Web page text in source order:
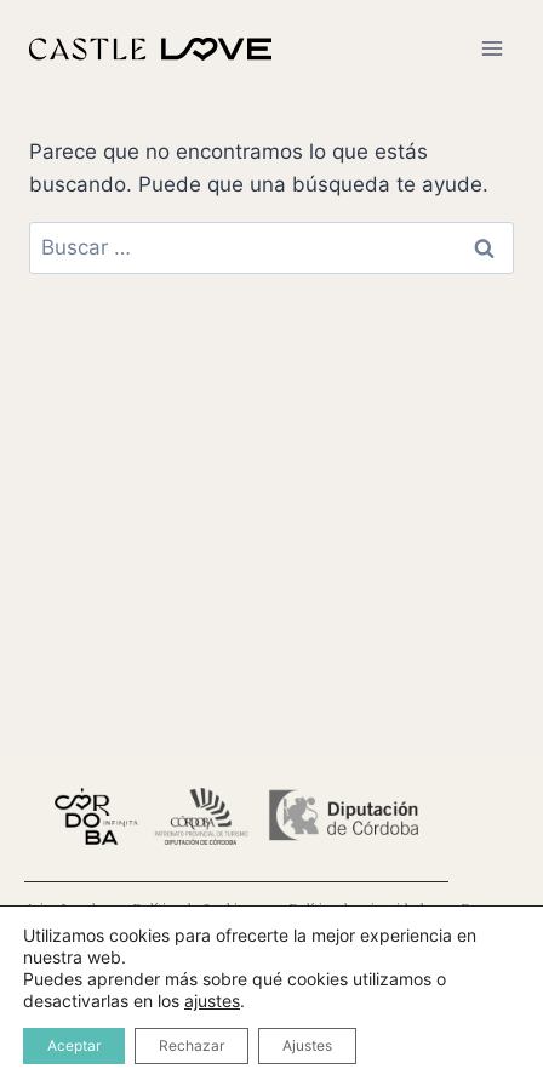
Parece que no encontramos lo que estás
buscando. Puede que una búsqueda te ayude.
Aviso Legal Política de Cookies Política de privacidad Bases
Patronato de Turismo de Córdoba
© 2025 Todos los derechos reservados · Diseñado por
turexperia.com
Utilizamos cookies para ofrecerte la mejor experiencia en
nuestra web.
Puedes aprender más sobre qué cookies utilizamos o
desactivarlas en los ajustes.
Aceptar Rechazar Ajustes